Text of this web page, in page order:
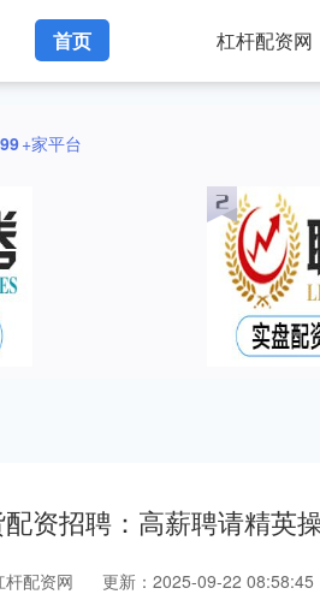
首页 杠杆配资网
+家平台
资招聘：高薪聘请精英
杆配资网 更新：2025-09-22 08:58:45